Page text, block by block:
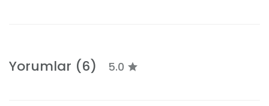
Yorumlar (6) 5.0